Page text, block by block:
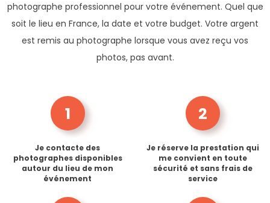
photographe professionnel pour votre événement. Quel que
soit le lieu en France, la date et votre budget. Votre argent
est remis au photographe lorsque vous avez reçu vos
photos, pas avant.
1
Je contacte des
photographes disponibles
autour du lieu de mon
événement
2
Je réserve la prestation qui
me convient en toute
sécurité et sans frais de
service